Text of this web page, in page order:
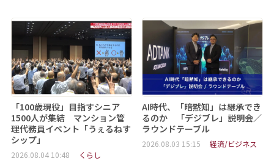
「100歳現役」目指すシニア
1500人が集結 マンション管
理代務員イベント「うぇるねす
シップ」
2026.08.04 10:48 くらし
AI時代、「暗黙知」は継承でき
るのか 「デジブレ」説明会／
ラウンドテーブル
2026.08.03 15:15 経済/ビジネス